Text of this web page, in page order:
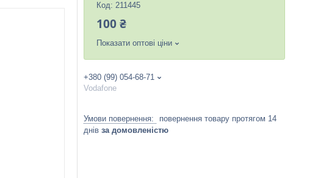
Код: 211445
100 ₴
Показати оптові ціни
+380 (99) 054-68-71
Vodafone
повернення товару протягом 14
днів за домовленістю